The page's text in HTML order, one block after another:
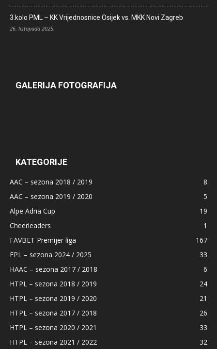
3.kolo PML – KK Vrijednosnice Osijek vs. MKK Novi Zagreb
26. listopada 2025.
GALERIJA FOTOGRAFIJA
KATEGORIJE
AAC – sezona 2018 / 2019
8
AAC – sezona 2019 / 2020
5
Alpe Adria Cup
19
Cheerleaders
1
FAVBET Premijer liga
167
FPL – sezona 2024 / 2025
33
HAAC – sezona 2017 / 2018
6
HTPL – sezona 2018 / 2019
24
HTPL – sezona 2019 / 2020
21
HTPL – sezona 2017 / 2018
26
HTPL – sezona 2020 / 2021
33
HTPL – sezona 2021 / 2022
32